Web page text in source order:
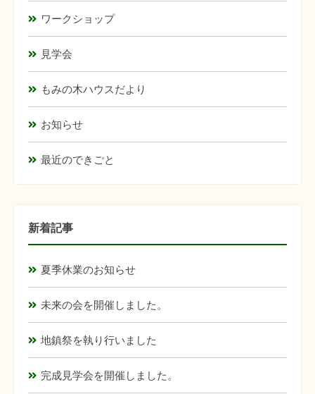
ワークショップ
見学会
もみの木ハウスだより
お知らせ
最近のできごと
新着記事
夏季休業のお知らせ
未来の会を開催しました。
地鎮祭を執り行いました
完成見学会を開催しました。